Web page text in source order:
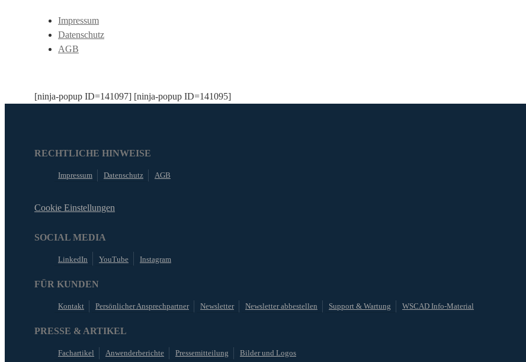
Impressum
Datenschutz
AGB
[ninja-popup ID=141097] [ninja-popup ID=141095]
RECHTLICHE HINWEISE
Impressum Datenschutz AGB
Cookie Einstellungen
SOCIAL MEDIA
LinkedIn YouTube Instagram
FÜR KUNDEN
Kontakt Persönlicher Ansprechpartner Newsletter Newsletter abbestellen Support & Wartung WSCAD Info-Material
PRESSE & ARTIKEL
Fachartikel Anwenderberichte Pressemitteilung Bilder und Logos